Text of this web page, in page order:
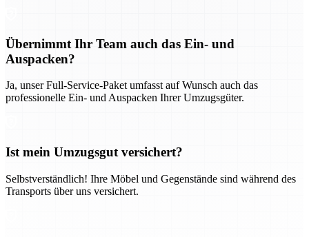
Übernimmt Ihr Team auch das Ein- und
Auspacken?
Ja, unser Full-Service-Paket umfasst auf Wunsch auch das
professionelle Ein- und Auspacken Ihrer Umzugsgüter.
Ist mein Umzugsgut versichert?
Selbstverständlich! Ihre Möbel und Gegenstände sind während des
Transports über uns versichert.